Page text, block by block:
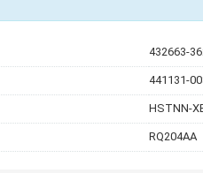
432663-
441131-
HSTNN-
RQ204AA